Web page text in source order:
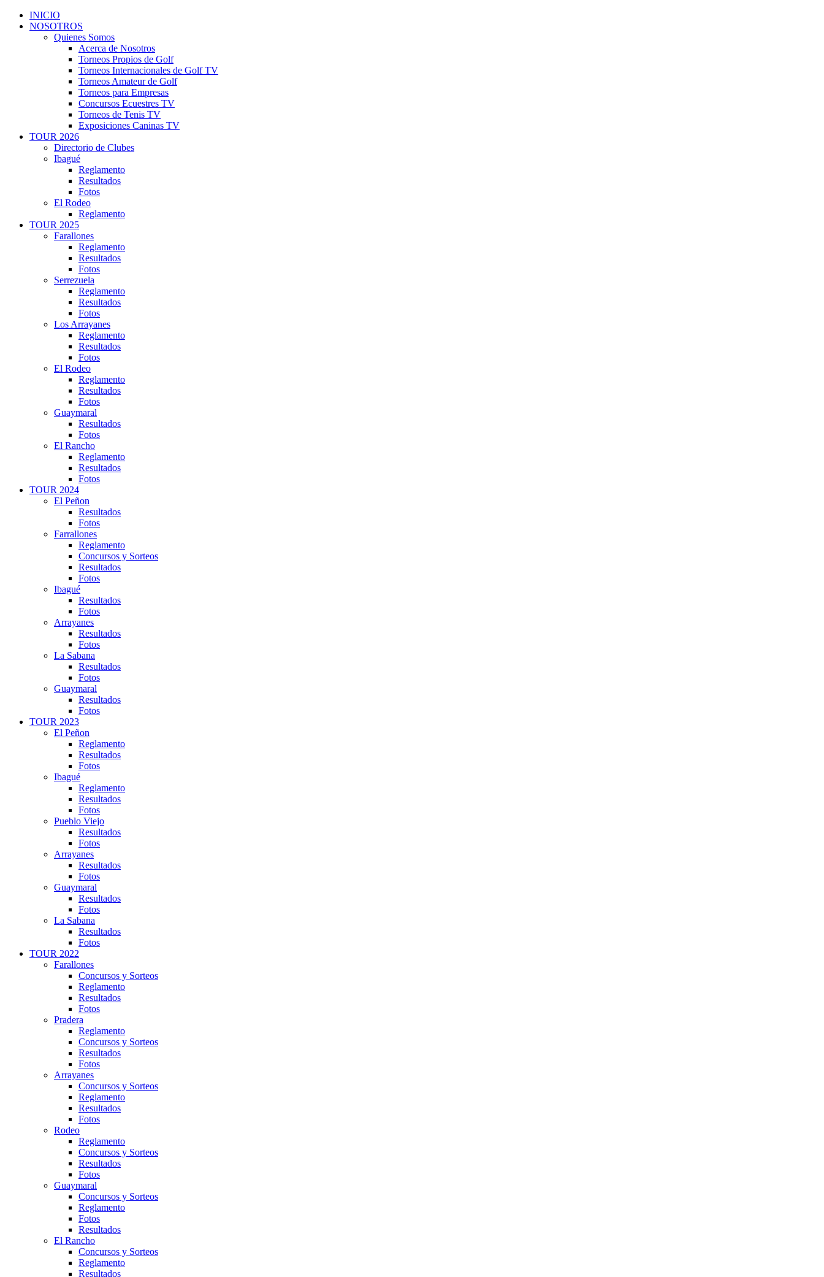
INICIO
NOSOTROS
Quienes Somos
Acerca de Nosotros
Torneos Propios de Golf
Torneos Internacionales de Golf TV
Torneos Amateur de Golf
Torneos para Empresas
Concursos Ecuestres TV
Torneos de Tenis TV
Exposiciones Caninas TV
TOUR 2026
Directorio de Clubes
Ibagué
Reglamento
Resultados
Fotos
El Rodeo
Reglamento
TOUR 2025
Farallones
Reglamento
Resultados
Fotos
Serrezuela
Reglamento
Resultados
Fotos
Los Arrayanes
Reglamento
Resultados
Fotos
El Rodeo
Reglamento
Resultados
Fotos
Guaymaral
Resultados
Fotos
El Rancho
Reglamento
Resultados
Fotos
TOUR 2024
El Peñon
Resultados
Fotos
Farrallones
Reglamento
Concursos y Sorteos
Resultados
Fotos
Ibagué
Resultados
Fotos
Arrayanes
Resultados
Fotos
La Sabana
Resultados
Fotos
Guaymaral
Resultados
Fotos
TOUR 2023
El Peñon
Reglamento
Resultados
Fotos
Ibagué
Reglamento
Resultados
Fotos
Pueblo Viejo
Resultados
Fotos
Arrayanes
Resultados
Fotos
Guaymaral
Resultados
Fotos
La Sabana
Resultados
Fotos
TOUR 2022
Farallones
Concursos y Sorteos
Reglamento
Resultados
Fotos
Pradera
Reglamento
Concursos y Sorteos
Resultados
Fotos
Arrayanes
Concursos y Sorteos
Reglamento
Resultados
Fotos
Rodeo
Reglamento
Concursos y Sorteos
Resultados
Fotos
Guaymaral
Concursos y Sorteos
Reglamento
Fotos
Resultados
El Rancho
Concursos y Sorteos
Reglamento
Resultados